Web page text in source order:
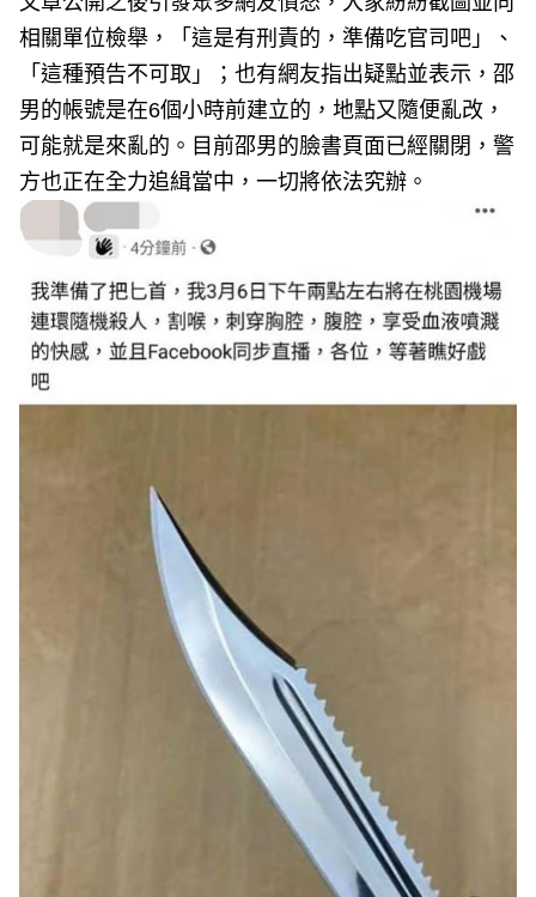
相關單位檢舉，「這是有刑責的，準備吃官司吧」、
「這種預告不可取」；也有網友指出疑點並表示，邵
男的帳號是在6個小時前建立的，地點又隨便亂改，
可能就是來亂的。目前邵男的臉書頁面已經關閉，警
方也正在全力追緝當中，一切將依法究辦。